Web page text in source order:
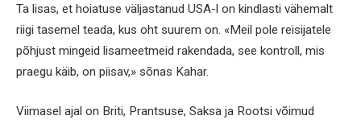
Ta lisas, et hoiatuse väljastanud USA-l on kindlasti vähemalt
riigi tasemel teada, kus oht suurem on. «Meil pole reisijatele
põhjust mingeid lisameetmeid rakendada, see kontroll, mis
praegu käib, on piisav,» sõnas Kahar.
Viimasel ajal on Briti, Prantsuse, Saksa ja Rootsi võimud